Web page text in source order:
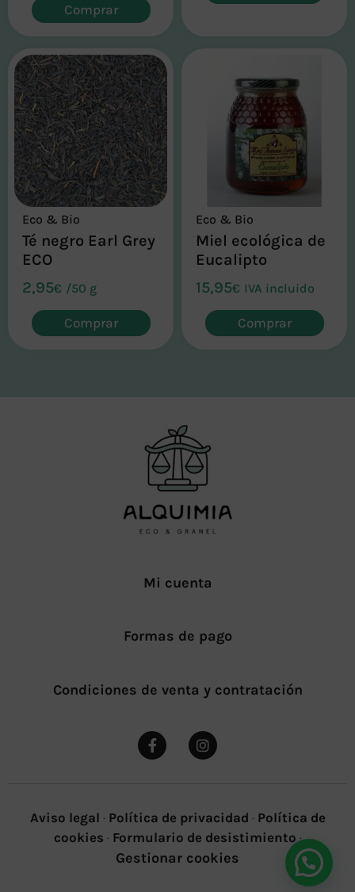
Comprar
Eco & Bio
Té negro Earl Grey
ECO
2,95€ /50 g
Comprar
Eco & Bio
Miel ecológica de
Eucalipto
15,95€ IVA incluido
Comprar
Mi cuenta
Formas de pago
Condiciones de venta y contratación
Aviso legal · Política de privacidad · Política de
cookies · Formulario de desistimiento ·
Gestionar cookies